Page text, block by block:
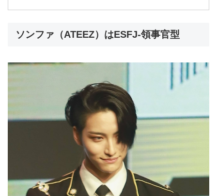
ソンファ（ATEEZ）はESFJ-領事官型